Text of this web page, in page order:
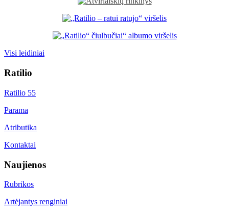
Visi leidiniai
Ratilio
Ratilio 55
Parama
Atributika
Kontaktai
Naujienos
Rubrikos
Artėjantys renginiai